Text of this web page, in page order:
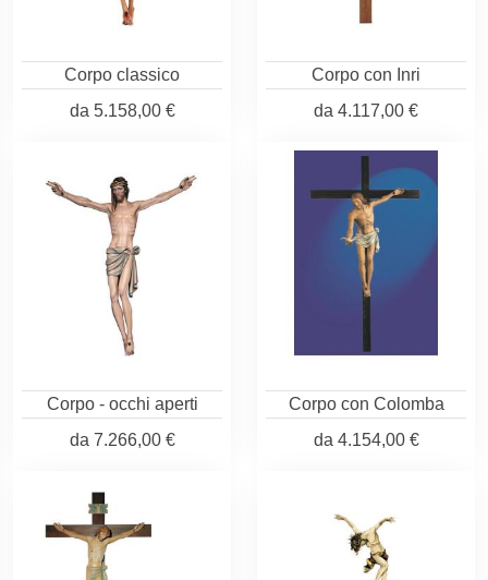
Corpo classico
da 5.158,00 €
Corpo con Inri
da 4.117,00 €
Corpo - occhi aperti
da 7.266,00 €
Corpo con Colomba
da 4.154,00 €